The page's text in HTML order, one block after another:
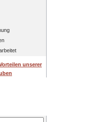
unserer